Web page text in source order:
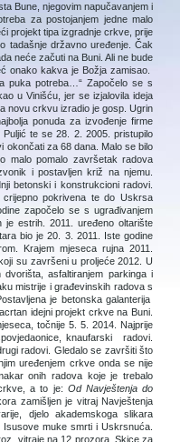
Bune, njegovim napučavanjem i
za postojanjem jedne malo
projekt tipa izgradnje crkve, prije
tadašnje državno uređenje. Čak
neće začuti na Buni. Ali ne bude
onako kakva je Božja zamisao.
puka potreba…“ Započelo se s
u Vinišću, jer se izjalovila ideja
novu crkvu izradio je gosp. Ugrin
ponuda za izvođenje firme
te se 28. 2. 2005. pristupilo
okončati za 68 dana. Malo se bilo
malo pomalo završetak radova
i postavljen križ na njemu.
betonski i konstrukcioni radovi.
pokrivena te do Uskrsa
započelo se s ugrađivanjem
je estrih. 2011. uređeno oltarište
bio je 20. 3. 2011. Iste godine
Krajem mjeseca rujna 2011.
su završeni u proljeće 2012. U
asfaltiranjem parkinga i
mistrije i građevinskih radova s
je betonska galanterija
idejni projekt crkve na Buni.
točnije 5. 5. 2014. Najprije
knaufarski radovi.
radovi. Gledalo se završiti što
uređenjem crkve onda se nije
onih radova koje je trebalo
a to je: Od Navještenja do
zamišljen je vitraj Navještenja
djelo akademskoga slikara
muke smrti i Uskrsnuća.
vitraje na 12 prozora. Skice za